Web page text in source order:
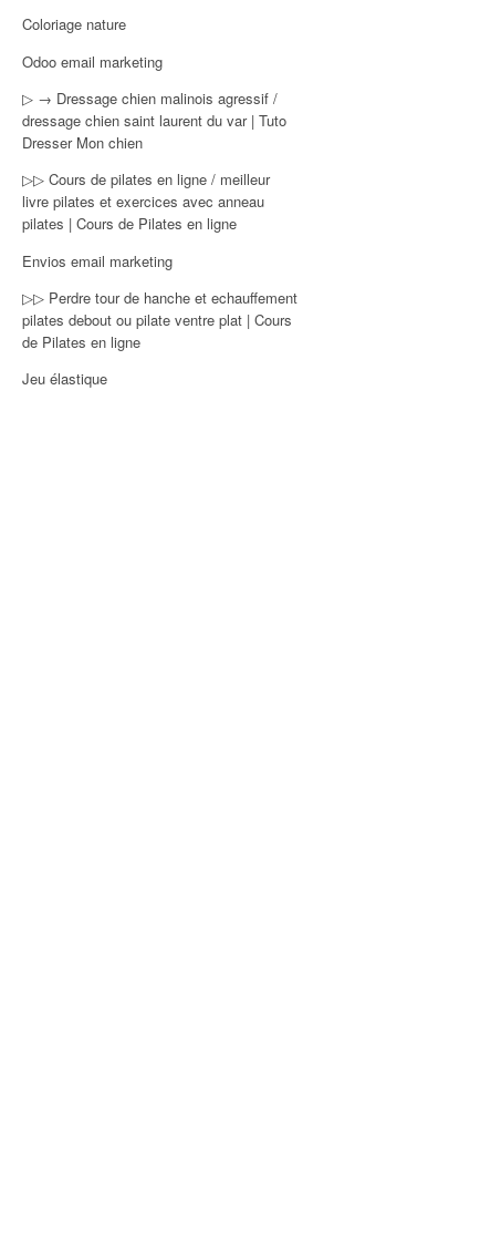
Coloriage nature
Odoo email marketing
▷ → Dressage chien malinois agressif /
dressage chien saint laurent du var | Tuto
Dresser Mon chien
▷▷ Cours de pilates en ligne / meilleur
livre pilates et exercices avec anneau
pilates | Cours de Pilates en ligne
Envios email marketing
▷▷ Perdre tour de hanche et echauffement
pilates debout ou pilate ventre plat | Cours
de Pilates en ligne
Jeu élastique